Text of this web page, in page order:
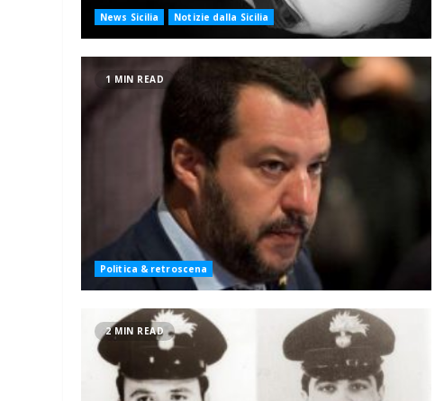
News Sicilia Notizie dalla Sicilia
1 MIN READ
Politica & retroscena
2 MIN READ